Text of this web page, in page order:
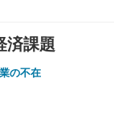
済課題
の不在